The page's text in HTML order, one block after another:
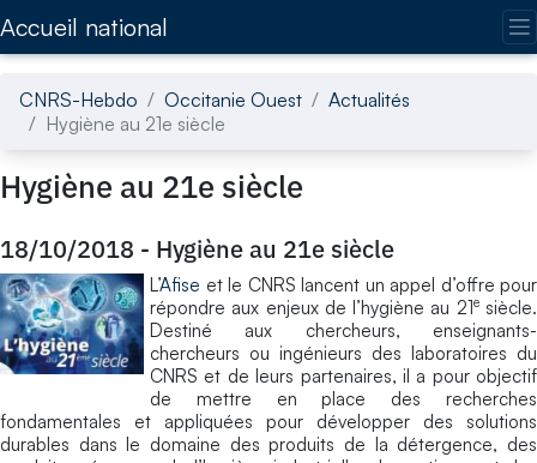
Accueil national
CNRS-Hebdo Occitanie Ouest
Actualités
Hygiène au 21e siècle
Hygiène au 21e siècle
18/10/2018 - Hygiène au 21e siècle
L’Afise et le CNRS lancent un appel d’offre pour
répondre aux enjeux de l’hygiène au 21esiècle.
Destiné aux chercheurs, enseignants-
chercheurs ou ingénieurs des laboratoires du
CNRS et de leurs partenaires, il a pour objectif
de mettre en place des recherches
fondamentales et appliquées pour développer des solutions
durables dans le domaine des produits de la détergence, des